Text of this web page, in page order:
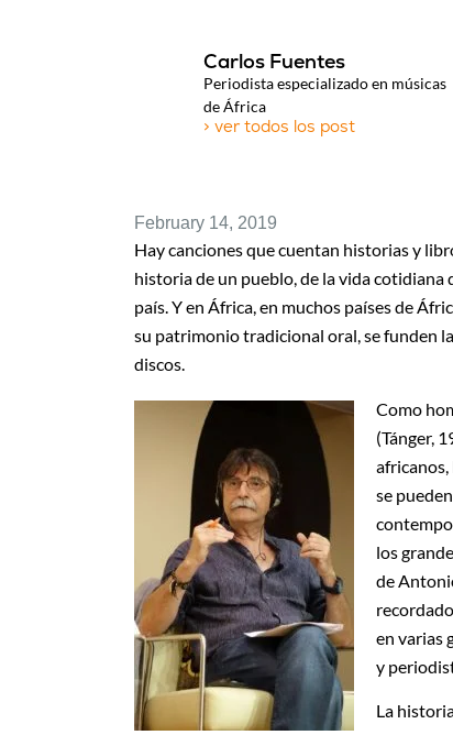
Carlos Fuentes
Periodista especializado en músicas
de África
> ver todos los post
February 14, 2019
Hay canciones que cuentan historias y
historia de un pueblo, de la vida cotidiana
país. Y en África, en muchos países de
su patrimonio tradicional oral, se funden
discos.
Como
(Tánger,
se
los
de
en varias
y
La